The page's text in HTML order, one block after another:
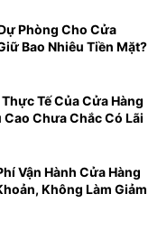
Phòng Cho Cửa
Bao Nhiêu Tiền Mặt?
Tế Của Cửa Hàng
Chưa Chắc Có Lãi
Vận Hành Cửa Hàng
Không Làm Giảm